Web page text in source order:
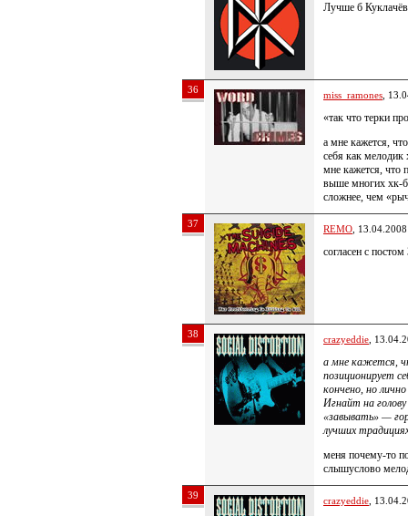
Лучше б
36 miss_ramones ,
«так что терки
а мне кажется,
себя как
мне кажется, что
выше многих хк-
сложнее, чем
37 REMO ,
согласен с постом
38 crazyeddie ,
а мне кажется,
позиционирует
кончено, но
Игнайт на
«завывать» —
лучших
меня почему-то
слышуслово
39 crazyeddie ,